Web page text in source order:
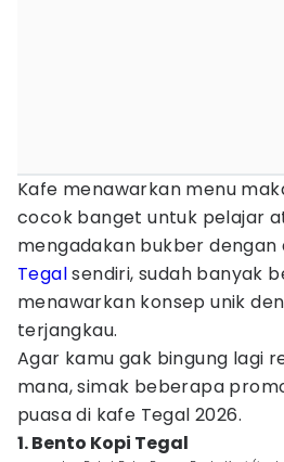
Kafe menawarkan menu
cocok banget untuk pelajar
mengadakan bukber dengan
Tegalsendiri, sudah banyak
menawarkan konsep unik
terjangkau.
Agar kamu gak bingung lagi
mana, simak beberapa
puasa di kafe Tegal 2026.
1. Bento Kopi Tegal